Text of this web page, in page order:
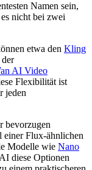
Namen sein,
nicht bei zwei
etwa den Kling
AI Video
Flexibilität ist
jeden
bevorzugen
einer Flux-ähnlichen
Modelle wie Nano
diese Optionen